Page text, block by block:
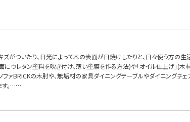
がついたり、日光によって木の表面が日焼けしたりと、日々使う方の生
にウレタン塗料を吹き付け、薄い塗膜を作る方法)や「オイル仕上げ」(
ァBRICKの木肘や、無垢材の家具ダイニングテーブルやダイニングチ
す。……